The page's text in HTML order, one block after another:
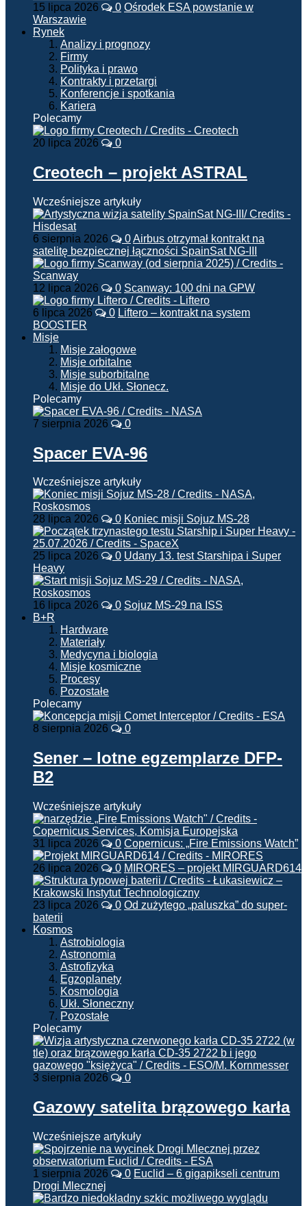
15 lipca 2026 0 Ośrodek ESA powstanie w
Warszawie
Rynek
Analizy i prognozy
Firmy
Polityka i prawo
Kontrakty i przetargi
Konferencje i spotkania
Kariera
Polecamy
20 lipca 2026 0
Creotech – projekt ASTRAL
Wcześniejsze artykuły
6 sierpnia 2026 0Airbus otrzymał kontrakt na
satelitę bezpiecznej łączności SpainSat NG-III
12 lipca 2026 0 Scanway: 100 dni na GPW
6 lipca 2026 0 Liftero – kontrakt na system
BOOSTER
Misje
Misje załogowe
Misje orbitalne
Misje suborbitalne
Misje do Ukł. Słonecz.
Polecamy
7 sierpnia 2026 0
Spacer EVA-96
Wcześniejsze artykuły
28 lipca 2026 0 Koniec misji Sojuz MS-28
25 lipca 2026 0 Udany 13. test Starshipa i Super
Heavy
16 lipca 2026 0 Sojuz MS-29 na ISS
B+R
Hardware
Materiały
Medycyna i biologia
Misje kosmiczne
Procesy
Pozostałe
Polecamy
8 sierpnia 2026 0
Sener – lotne egzemplarze DFP-
B2
Wcześniejsze artykuły
31 lipca 2026 0 Copernicus: „Fire Emissions Watch”
26 lipca 2026 0 MIRORES – projekt MIRGUARD614
23 lipca 2026 0 Od zużytego „paluszka” do super-
baterii
Kosmos
Astrobiologia
Astronomia
Astrofizyka
Egzoplanety
Kosmologia
Ukł. Słoneczny
Pozostałe
Polecamy
3 sierpnia 2026 0
Gazowy satelita brązowego karła
Wcześniejsze artykuły
1 sierpnia 2026 0 Euclid – 6 gigapikseli centrum
Drogi Mlecznej